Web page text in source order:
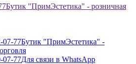
Бутик "ПримЭстетика" - розничная
07-77Бутик "ПримЭстетика" -
07-77Для связи в WhatsApp